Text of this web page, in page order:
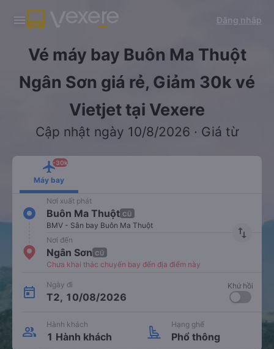
Tải app Vexere ngay!
Nhận ưu đãi thành viên độc
Mở app
Tải app Vexere
-30k/ghế khi đặt vé máy bay qua
Mở app
Đăng nhập
Vé máy bay Buôn Ma Thuột
Ngân Sơn giá rẻ, Giảm 30k vé
Vietjet tại Vexere
Cập nhật ngày 10/8/2026 · Giá từ
Máy bay
-30k
Nơi xuất phát
Buôn Ma Thuột CŨ
BMV - Sân bay Buôn Ma Thuột
import_export
Nơi đến
Ngân Sơn CŨ
Chưa khai thác chuyến bay đến địa điểm này
Ngày đi
T2, 10/08/2026
Khứ hồi
Hành khách
1 Hành khách
Hạng ghế
Phổ thông